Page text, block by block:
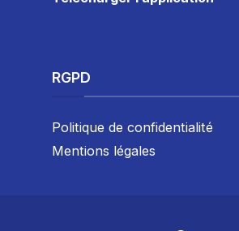
RGPD
Politique de confidentialité
Mentions légales